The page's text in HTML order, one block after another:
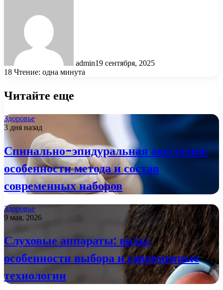
admin19 сентября, 2025
18 Чтение: одна минута
Читайте еще
Здоровье
3 дня назад
Спинально-эпидуральная анестезия:
особенности метода и состав
современных наборов
Здоровье
9 мая, 2026
Слуховые аппараты: виды,
особенности выбора и современные
технологии